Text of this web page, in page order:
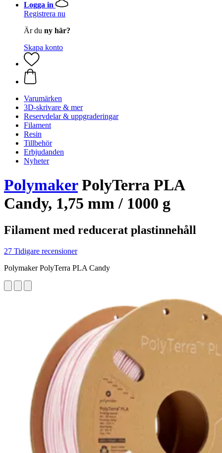
Logga in
Registrera nu
Är du ny här?
Skapa konto
Varumärken
3D-skrivare & mer
Reservdelar & uppgraderingar
Filament
Resin
Tillbehör
Erbjudanden
Nyheter
PolymakerPolyTerra PLA
Candy, 1,75 mm / 1000 g
Filament med reducerat plastinnehåll
27 Tidigare recensioner
Polymaker PolyTerra PLA Candy